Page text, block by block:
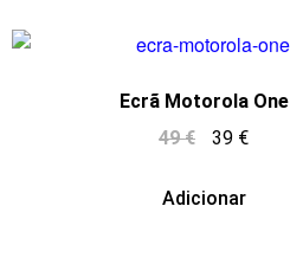
Ecrã Motorola One
49€ 39 €
Adicionar